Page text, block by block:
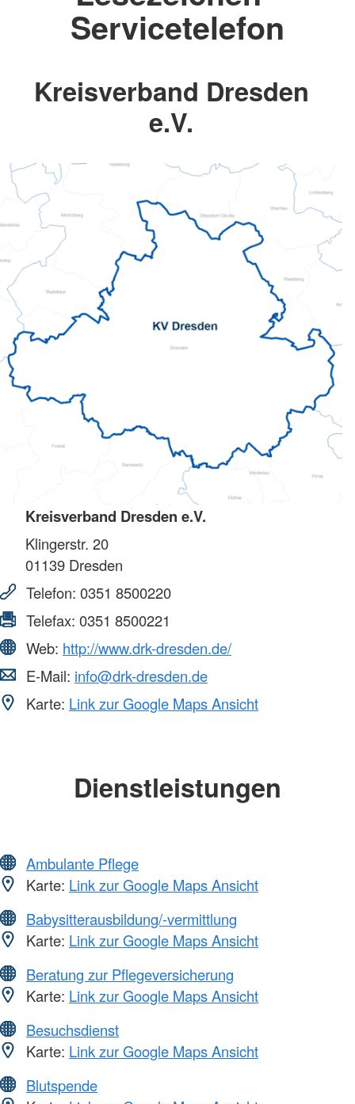
Servicetelefon
Kreisverband Dresden
e.V.
Kreisverband Dresden e.V.
Klingerstr. 20
01139 Dresden
Telefon: 0351 8500220
Telefax: 0351 8500221
Web: http://www.drk-dresden.de/
E-Mail: info@drk-dresden.de
Karte: Link zur Google Maps Ansicht
Dienstleistungen
Ambulante Pflege
Karte: Link zur Google Maps Ansicht
Babysitterausbildung/-vermittlung
Karte: Link zur Google Maps Ansicht
Beratung zur Pflegeversicherung
Karte: Link zur Google Maps Ansicht
Besuchsdienst
Karte: Link zur Google Maps Ansicht
Blutspende